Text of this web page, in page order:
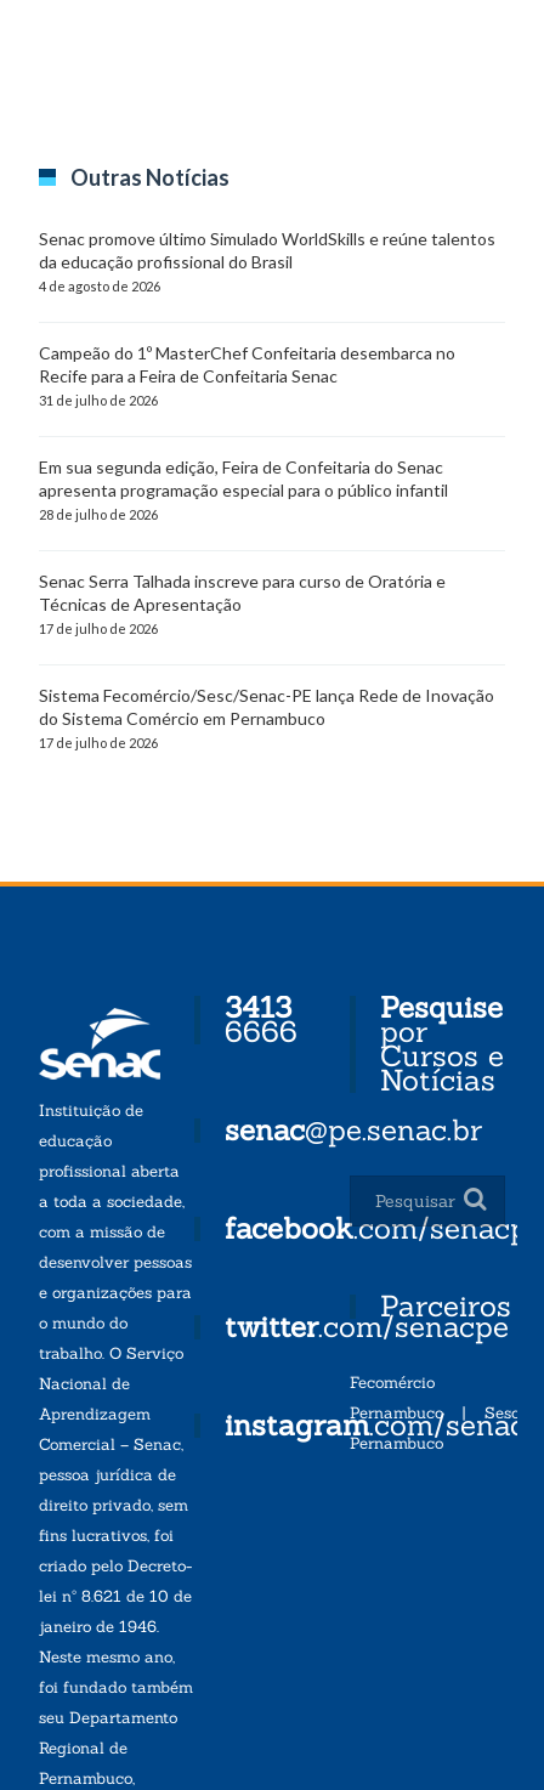
Outras Notícias
Senac promove último Simulado WorldSkills e reúne talentos
da educação profissional do Brasil
4 de agosto de 2026
Campeão do 1º MasterChef Confeitaria desembarca no
Recife para a Feira de Confeitaria Senac
31 de julho de 2026
Em sua segunda edição, Feira de Confeitaria do Senac
apresenta programação especial para o público infantil
28 de julho de 2026
Senac Serra Talhada inscreve para curso de Oratória e
Técnicas de Apresentação
17 de julho de 2026
Sistema Fecomércio/Sesc/Senac-PE lança Rede de Inovação
do Sistema Comércio em Pernambuco
17 de julho de 2026
Instituição de
educação
profissional aberta
a toda a sociedade,
com a missão de
desenvolver pessoas
e organizações para
o mundo do
trabalho. O Serviço
Nacional de
Aprendizagem
Comercial – Senac,
pessoa jurídica de
direito privado, sem
fins lucrativos, foi
criado pelo Decreto-
lei nº 8.621 de 10 de
janeiro de 1946.
Neste mesmo ano,
foi fundado também
seu Departamento
Regional de
Pernambuco,
3413
6666
senac@pe.senac.br
facebook.com/senacpe
twitter.com/senacpe
instagram.com/
Pesquise
por
Cursos e
Notícias
Parceiros
Fecomércio
Pernambuco| Sesc
Pernambuco